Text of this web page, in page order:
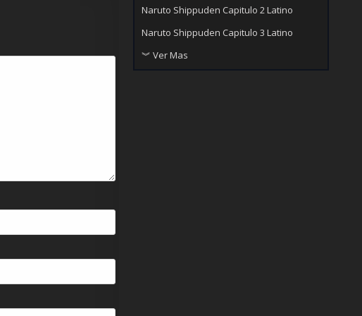
Naruto Shippuden Capitulo 2 Latino
Naruto Shippuden Capitulo 3 Latino
︾ Ver Mas